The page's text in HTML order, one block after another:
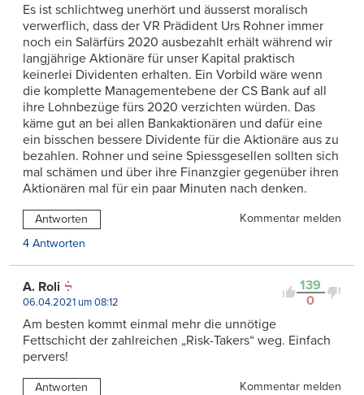
Es ist schlichtweg unerhört und äusserst moralisch
verwerflich, dass der VR Prädident Urs Rohner immer
noch ein Salärfürs 2020 ausbezahlt erhält während wir
langjährige Aktionäre für unser Kapital praktisch
keinerlei Dividenten erhalten. Ein Vorbild wäre wenn
die komplette Managementebene der CS Bank auf all
ihre Lohnbezüge fürs 2020 verzichten würden. Das
käme gut an bei allen Bankaktionären und dafür eine
ein bisschen bessere Dividente für die Aktionäre aus zu
bezahlen. Rohner und seine Spiessgesellen sollten sich
mal schämen und über ihre Finanzgier gegenüber ihren
Aktionären mal für ein paar Minuten nach denken.
Antworten
Kommentar melden
4 Antworten
139
0
A. Roli
06.04.2021 um 08:12
Am besten kommt einmal mehr die unnötige
Fettschicht der zahlreichen „Risk-Takers“ weg. Einfach
pervers!
Antworten Kommentar melden